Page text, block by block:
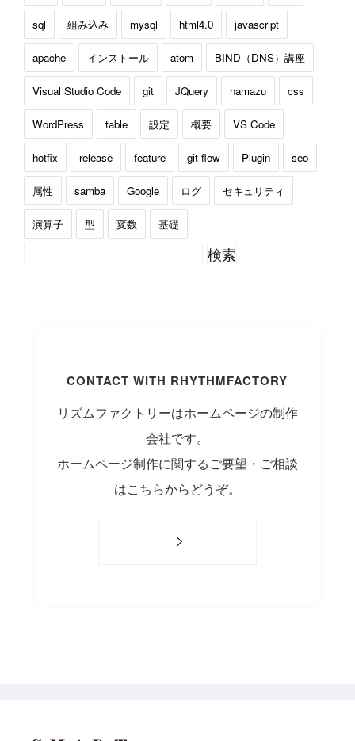
sql 組み込み mysql html4.0 javascript
apache インストール atom BIND（DNS）講座
Visual Studio Code git JQuery namazu css
WordPress table 設定 概要 VS Code
hotfix release feature git-flow Plugin seo
属性 samba Google ログ セキュリティ
演算子 型 変数 基礎
CONTACT WITH RHYTHMFACTORY
リズムファクトリーはホームページの制作
会社です。
ホームページ制作に関するご要望・ご相談
はこちらからどうぞ。